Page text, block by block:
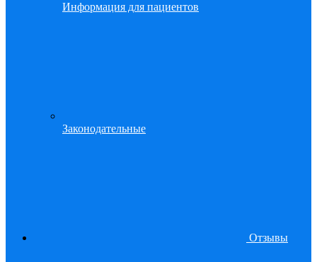
Информация для пациентов
Законодательные
Отзывы